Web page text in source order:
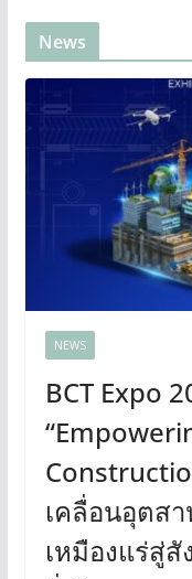
News
NEWS
BCT Expo
เคลื่อนอุตส
เหมืองแร่สู่